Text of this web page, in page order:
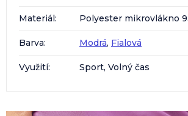
Materiál: Polyester mikrovlákno
Barva: Modrá, Fialová
Využití: Sport, Volný čas